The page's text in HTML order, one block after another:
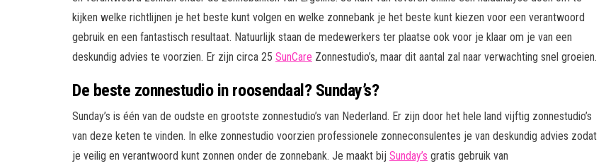
kijken welke richtlijnen je het beste kunt volgen en welke zonnebank je het beste kunt kiezen voor een verantwoord
gebruik en een fantastisch resultaat. Natuurlijk staan de medewerkers ter plaatse ook voor je klaar om je van een
deskundig advies te voorzien. Er zijn circa 25 SunCare Zonnestudio’s, maar dit aantal zal naar verwachting snel groeien.
De beste zonnestudio in roosendaal? Sunday’s?
Sunday’s is één van de oudste en grootste zonnestudio’s van Nederland. Er zijn door het hele land vijftig zonnestudio’s
van deze keten te vinden. In elke zonnestudio voorzien professionele zonneconsulentes je van deskundig advies zodat
je veilig en verantwoord kunt zonnen onder de zonnebank. Je maakt bij Sunday’s gratis gebruik van